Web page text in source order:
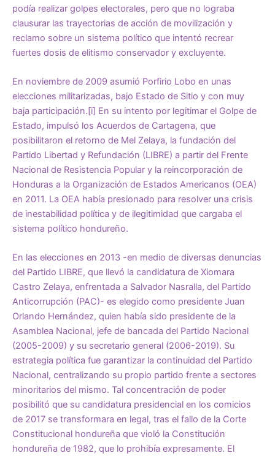
podía realizar golpes electorales, pero que no lograba
clausurar las trayectorias de acción de movilización y
reclamo sobre un sistema político que intentó recrear
fuertes dosis de elitismo conservador y excluyente.
En noviembre de 2009 asumió Porfirio Lobo en unas
elecciones militarizadas, bajo Estado de Sitio y con muy
baja participación.[i] En su intento por legitimar el Golpe de
Estado, impulsó los Acuerdos de Cartagena, que
posibilitaron el retorno de Mel Zelaya, la fundación del
Partido Libertad y Refundación (LIBRE) a partir del Frente
Nacional de Resistencia Popular y la reincorporación de
Honduras a la Organización de Estados Americanos (OEA)
en 2011. La OEA había presionado para resolver una crisis
de inestabilidad política y de ilegitimidad que cargaba el
sistema político hondureño.
En las elecciones en 2013 -en medio de diversas denuncias
del Partido LIBRE, que llevó la candidatura de Xiomara
Castro Zelaya, enfrentada a Salvador Nasralla, del Partido
Anticorrupción (PAC)- es elegido como presidente Juan
Orlando Hernández, quien había sido presidente de la
Asamblea Nacional, jefe de bancada del Partido Nacional
(2005-2009) y su secretario general (2006-2019). Su
estrategia política fue garantizar la continuidad del Partido
Nacional, centralizando su propio partido frente a sectores
minoritarios del mismo. Tal concentración de poder
posibilitó que su candidatura presidencial en los comicios
de 2017 se transformara en legal, tras el fallo de la Corte
Constitucional hondureña que violó la Constitución
hondureña de 1982, que lo prohibía expresamente. El